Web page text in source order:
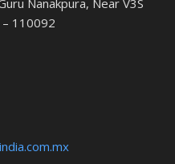
– 110092